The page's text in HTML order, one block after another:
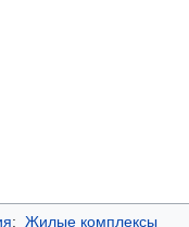
: Жилые комплексы